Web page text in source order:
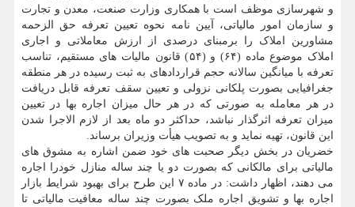
و شهرسازی موظف است با همکاری وزارت صنعت، معدن و تجارت
و سازمان امور مالیاتی، آیین نامه نحوه تعیین تعرفه حق الزحمه
مشاورین املاک را برمبنای درصدی از ارزش معاملاتی و اجاری
املاک موضوع ماده (۶۴) و (۵۴) قانون مالیات های مستقیم، تناسب
تعرفه با میانگین سالانه حجم قراردادهای به ثبت رسیده در هر منطقه
جغرافیایی بصورت پلکانی نزولی و تعیین سقف تعرفه قابل دریافت
در هر معامله به صورتی که در هر حال میزان اجاره بها در تعیین
میزان تعرفه اثرگذار نباشد، حداکثر دو ماه بعد از لازم الاجرا شدن
این قانون، تهیه نماید و به تصویب هیأت وزیران برساند.
خضریان در بخش دیگر صحبت های خود ضمن اشاره به مشوق های
مالیاتی برای مالکانی که بصورت دو یا چند ساله منازل خودرا اجاره
می دهند، اظهار داشت: در ماده ۷ این طرح برای بهبود شرایط بازار
اجاره بها و تشویق اجاره ملک بصورت چند ساله معافیت مالیاتی تا